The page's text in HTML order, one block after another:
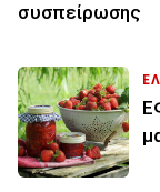
συσπείρωσης